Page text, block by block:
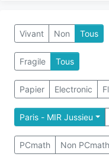
Vivant Non Tous
Fragile Tous
Papier Electronic
Paris - MIR Jussieu
PCmath Non PCmath